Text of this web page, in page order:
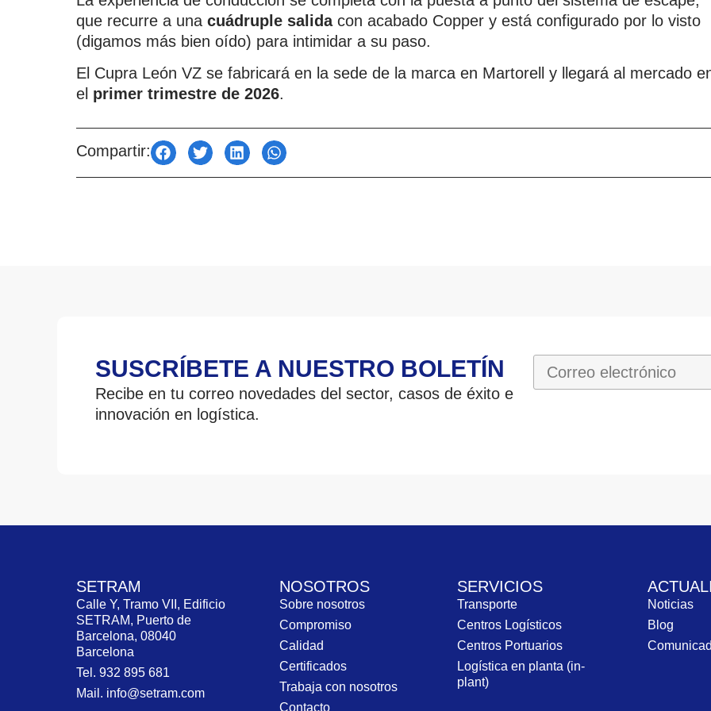
que recurre a una cuádruple salida con acabado Copper y está configurado por lo visto
(digamos más bien oído) para intimidar a su paso.
El Cupra León VZ se fabricará en la sede de la marca en Martorell y llegará al mercado
el primer trimestre de 2026.
Compartir:
SUSCRÍBETE A NUESTRO BOLETÍN
Recibe en tu correo novedades del sector, casos de éxito e
innovación en logística.
SETRAM
Calle Y, Tramo VII, Edificio
SETRAM, Puerto de
Barcelona, 08040
Barcelona
Tel. 932 895 681
Mail. info@setram.com
NOSOTROS
Sobre nosotros
Compromiso
Calidad
Certificados
Trabaja con nosotros
Contacto
SERVICIOS
Transporte
Centros Logísticos
Centros Portuarios
Logística en planta (in-
plant)
Noticias
Blog